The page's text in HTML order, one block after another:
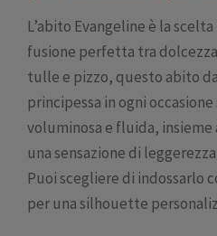
L’abito Evangeline è la
fusione perfetta tra
tulle e pizzo, questo abito
principessa in ogni
voluminosa e fluida,
una sensazione di
Puoi scegliere di indossarlo
per una silhouette